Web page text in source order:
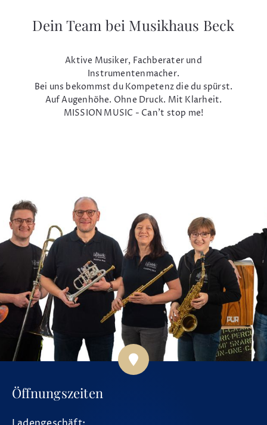
Dein Team bei Musikhaus Beck
Aktive Musiker, Fachberater und
Instrumentenmacher.
Bei uns bekommst du Kompetenz die du spürst.
Auf Augenhöhe. Ohne Druck. Mit Klarheit.
MISSION MUSIC - Can't stop me!
Öffnungszeiten